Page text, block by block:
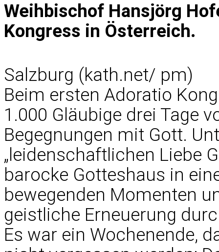
Weihbischof Hansjörg
Kongress in Österreich.
Salzburg (kath.net/ pm)
Beim ersten Adoratio
1.000 Gläubige drei Tage
Begegnungen mit Gott.
„leidenschaftlichen Liebe
barocke Gotteshaus in
bewegenden Momenten
geistliche Erneuerung
Es war ein Wochenende,